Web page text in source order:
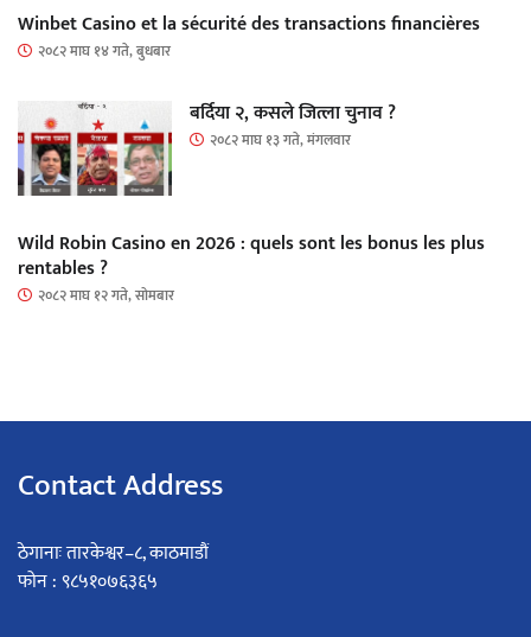
Winbet Casino et la sécurité des transactions financières
२०८२ माघ १४ गते, बुधबार
बर्दिया २, कसले जित्ला चुनाव ?
२०८२ माघ १३ गते, मंगलवार
Wild Robin Casino en 2026 : quels sont les bonus les plus
rentables ?
२०८२ माघ १२ गते, सोमबार
Contact Address
ठेगानाः तारकेश्वर–८, काठमाडौं
फोन : ९८५१०७६३६५